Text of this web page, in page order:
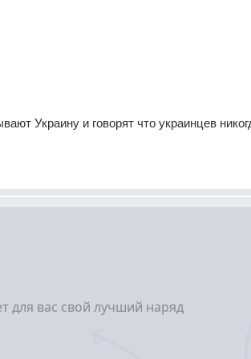
Украину и говорят что украинцев